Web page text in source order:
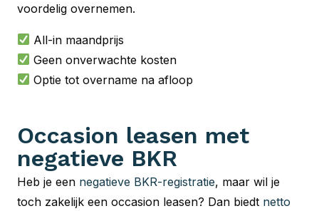
voordelig overnemen.
All-in maandprijs
Geen onverwachte kosten
Optie tot overname na afloop
Occasion leasen met
negatieve BKR
Heb je een negatieve BKR-registratie, maar wil je
toch zakelijk een occasion leasen? Dan biedt netto